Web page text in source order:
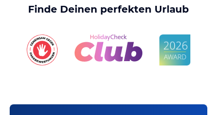
Finde Deinen perfekten Urlaub